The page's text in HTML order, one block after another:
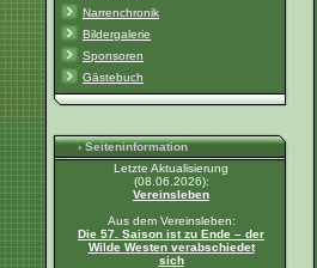
Narrenchronik
Bildergalerie
Sponsoren
Gästebuch
› Seiteninformation
Letzte Aktualisierung
(08.06.2026):
Vereinsleben
Aus dem Vereinsleben:
Die 57. Saison ist zu Ende – der
Wilde Westen verabschiedet
sich